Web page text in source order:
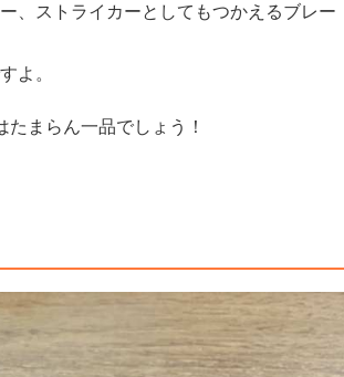
、ストライカーとしてもつかえるブレー
よ。
まらん一品でしょう！